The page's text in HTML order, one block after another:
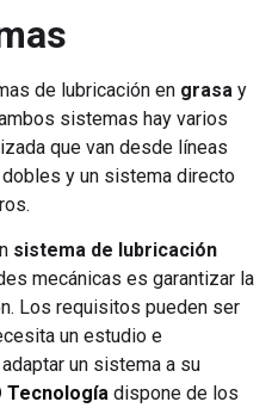
de lubricación en grasa y
sistemas hay varios
que van desde líneas
y un sistema directo
sistema de lubricación
mecánicas es garantizar la
Los requisitos pueden ser
un estudio e
un sistema a su
Tecnología dispone de los